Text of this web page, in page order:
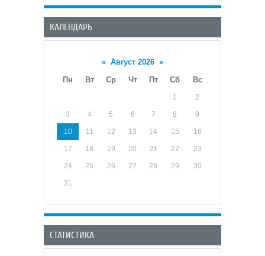
КАЛЕНДАРЬ
« Август 2026 »
Пн
Вт Ср Чт Пт Сб Вс
1 2
3 4 5 6 7 8 9
10 11 12 13 14 15 16
17 18 19 20 21 22 23
24 25 26 27 28 29 30
31
СТАТИСТИКА